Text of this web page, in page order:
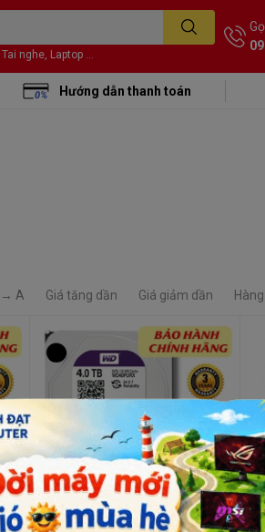
nghe, Laptop ...
Hướng dẫn thanh toán
→ A Giá tăng dần Giá giảm dần